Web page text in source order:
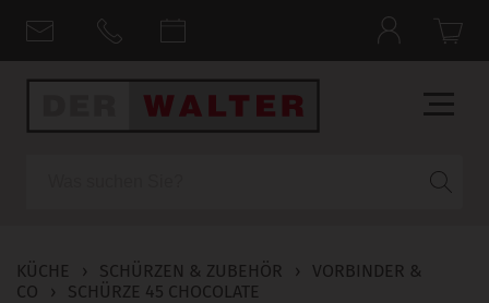
KÜCHE › SCHÜRZEN & ZUBEHÖR ›
VORBINDER &
CO
› SCHÜRZE 45 CHOCOLATE